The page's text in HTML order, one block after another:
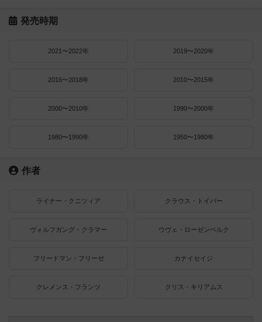
発売時期
2021〜2022年 2019〜2020年
2016〜2018年 2010〜2015年
2000〜2010年 1990〜2000年
1980〜1990年 1950〜1980年
作者
ライナー・クニツィア クラウス・トイバー
ヴォルフガング・クラマー ウヴェ・ローゼンベルク
フリードマン・フリーゼ カナイセイジ
クレメンス・フランツ クリス・キリアムス